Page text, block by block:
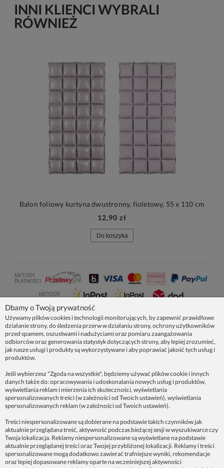
INNI KLIENCI WYBRALI
RÓWNIEŻ
Balon foliowy kurtyna dwustronny, fioletowy, 55 x 110 cm
12,90 zł
Do koszyka
NASZE PRODUKTY
INFORMACJE
ZAINSPIRUJ SIĘ!
Dane firmy:
Spoko Motyw, Małgorzata Nowak-Staszak
ul. Skowronia 3D/4, 30-650 Kraków
NIP 7343314687
telefon: 512821491
Dbamy o Twoją prywatność
Używamy plików cookies i technologii monitorujących, by zapewnić prawidłowe
działanie strony, do śledzenia przerw w działaniu strony, ochrony użytkowników
przed spamem, oszustwami i nadużyciami oraz pomiaru zaangażowania
odbiorców oraz generowania statystyk dotyczących strony, aby lepiej zrozumieć,
jak nasze usługi i produkty są wykorzystywane i aby poprawiać jakość tych usług i
produktów.
Jeśli wybierzesz "Zgoda na wszystkie", będziemy używać plików cookie i innych
danych także do: opracowywania i udoskonalania nowych usług i produktów,
wyświetlania reklam i mierzenia ich skuteczności, wyświetlania
spersonalizowanych treści (w zależności od Twoich ustawień), wyświetlania
spersonalizowanych reklam (w zależności od Twoich ustawień).
Treści niespersonalizowane są dobierane na podstawie takich czynników jak
aktualnie przeglądana treść, aktywność podczas bieżącej sesji w wyszukiwarce czy
Twoja lokalizacja. Reklamy niespersonalizowane są wyświetlane na podstawie
aktualnie przeglądanej treści oraz Twojej przybliżonej lokalizacji. Reklamy i treści
spersonalizowane mogą dodatkowo zawierać trafniejsze wyniki, rekomendacje
oraz lepiej dopasowane reklamy oparte na wcześniejszej aktywności